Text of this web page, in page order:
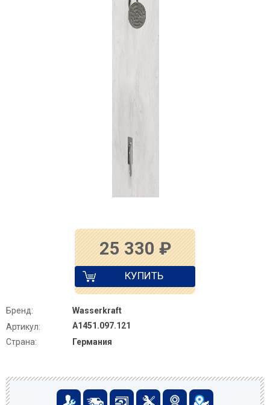
25 330 ₽
КУПИТЬ
Бренд:
Wasserkraft
Артикул:
A1451.097.121
Страна:
Германия